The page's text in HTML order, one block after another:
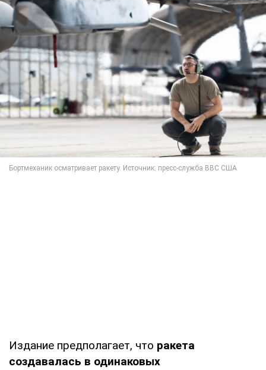
Издание предполагает, что ракета
создавалась в одинаковых